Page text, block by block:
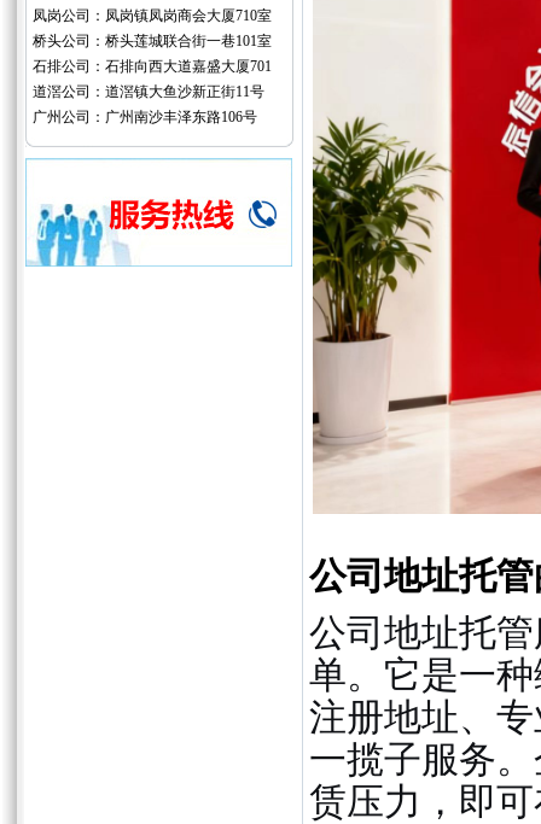
凤岗公司：凤岗镇凤岗商会大厦710室
桥头公司：桥头莲城联合街一巷101室
石排公司：石排向西大道嘉盛大厦701
道滘公司：道滘镇大鱼沙新正街11号
广州公司：广州南沙丰泽东路106号
公司地址托
公司地址托
单。它是一
注册地址、
一揽子服务
赁压力，即